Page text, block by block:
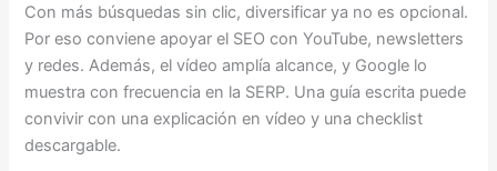
Con más búsquedas sin clic, diversificar ya no es opcional.
Por eso conviene apoyar el SEO con YouTube, newsletters
y redes. Además, el vídeo amplía alcance, y Google lo
muestra con frecuencia en la SERP. Una guía escrita puede
convivir con una explicación en vídeo y una checklist
descargable.